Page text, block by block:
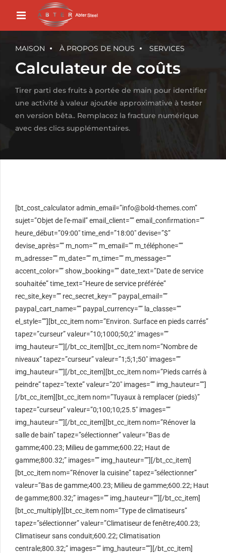
MAISON À PROPOS DE NOUS SERVICES
Calculateur de coûts
Tirer parti des fruits à portée de main pour identifier
une activité à valeur ajoutée approximative à tester
en version bêta.. Remplacez la fracture numérique
avec des clics supplémentaires.
[bt_cost_calculator admin_email=”info@bold-themes.com”
sujet=”Objet de l'e-mail” email_client=”” email_confirmation=””
heure_début=”09:00″ time_end=”18:00″ devise=”$”
devise_après=”” m_nom=”” m_email=”” m_téléphone=””
m_adresse=”” m_date=”” m_time=”” m_message=””
accent_color=”” show_booking=”” date_text=”Date de service
souhaitée” time_text=”Heure de service préférée”
rec_site_key=”” rec_secret_key=”” paypal_email=””
paypal_cart_name=”” paypal_currency=”” la_classe=””
el_style=””][bt_cc_item nom=”Environ. Surface en pieds carrés”
tapez=”curseur” valeur=”10;1000;50;2″ images=””
img_hauteur=””][/bt_cc_item][bt_cc_item nom=”Nombre de
niveaux” tapez=”curseur” valeur=”1;5;1;50″ images=””
img_hauteur=””][/bt_cc_item][bt_cc_item nom=”Pieds carrés à
peindre” tapez=”texte” valeur=”20″ images=”” img_hauteur=””]
[/bt_cc_item][bt_cc_item nom=”Tuyaux à remplacer (pieds)”
tapez=”curseur” valeur=”0;100;10;25.5″ images=””
img_hauteur=””][/bt_cc_item][bt_cc_item nom=”Rénover la
salle de bain” tapez=”sélectionner” valeur=”Bas de
gamme;400.23; Milieu de gamme;600.22; Haut de
gamme;800.32;” images=”” img_hauteur=””][/bt_cc_item]
[bt_cc_item nom=”Rénover la cuisine” tapez=”sélectionner”
valeur=”Bas de gamme;400.23; Milieu de gamme;600.22; Haut
de gamme;800.32;” images=”” img_hauteur=””][/bt_cc_item]
[bt_cc_multiply][bt_cc_item nom=”Type de climatiseurs”
tapez=”sélectionner” valeur=”Climatiseur de fenêtre;400.23;
Climatiseur sans conduit;600.22; Climatisation
centrale;800.32;” images=”” img_hauteur=””][/bt_cc_item]